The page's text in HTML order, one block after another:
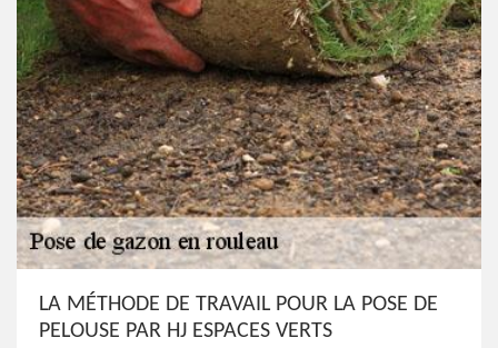
LA MÉTHODE DE TRAVAIL POUR LA POSE DE
PELOUSE PAR HJ ESPACES VERTS